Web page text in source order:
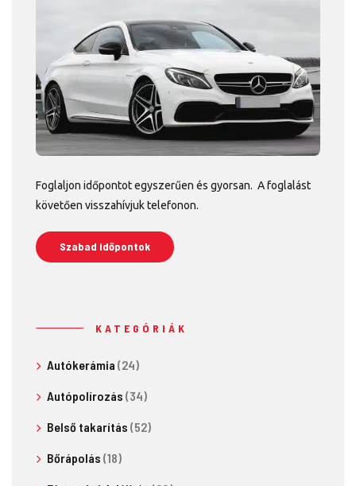
Foglaljon időpontot egyszerűen és gyorsan. A foglalást
követően visszahívjuk telefonon.
Szabad időpontok
KATEGÓRIÁK
Autókerámia (24)
Autópolírozás (34)
Belső takarítás (52)
Bőrápolás (18)